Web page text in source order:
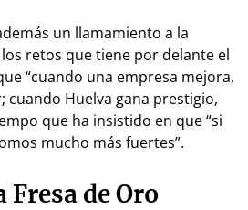
un llamamiento a la
retos que tiene por delante el
“cuando una empresa mejora,
cuando Huelva gana prestigio,
que ha insistido en que “si
mucho más fuertes”.
Fresa de Oro